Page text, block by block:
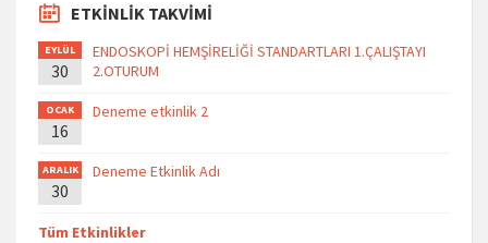
ETKİNLİK TAKVİMİ
EYLÜL
30
ENDOSKOPİ HEMŞİRELİĞİ STANDARTLARI 1.ÇALIŞTAYI
2.OTURUM
OCAK
16
Deneme etkinlik 2
ARALIK
30
Deneme Etkinlik Adı
Tüm Etkinlikler